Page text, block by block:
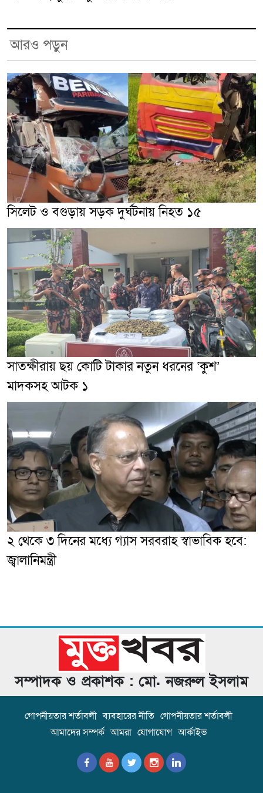
আরও পড়ুন
সিলেট ও বগুড়ায় সড়ক দুর্ঘটনায় নিহত ১৫
সাতক্ষীরায় ছয় কোটি টাকার নতুন ধরনের ‘কুশ’
মাদকসহ আটক ১
২ থেকে ৩ দিনের মধ্যে গ্যাস সরবরাহ স্বাভাবিক হবে:
জ্বালানিমন্ত্রী
সম্পাদক ও প্রকাশক : মো. নজরুল ইসলাম
গোপনীয়তার শর্তাবলী ব্যবহারের নীতি গোপনীয়তার শর্তাবলী
আমাদের সম্পর্ক আমরা যোগাযোগ আর্কাইভ